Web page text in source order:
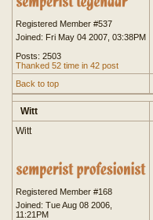
Registered Member #537
Joined: Fri May 04 2007, 03:38PM
Posts: 2503
Thanked 52 time in 42 post
Back to top
Witt
Witt
Registered Member #168
Joined: Tue Aug 08 2006,
11:21PM